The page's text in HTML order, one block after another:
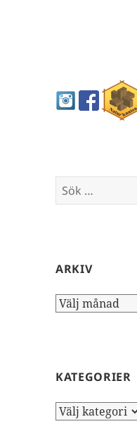
Sök
efter:
ARKIV
Arkiv
KATEGORIER
Kategorier